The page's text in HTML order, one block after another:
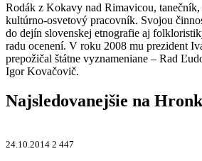
Rodák z Kokavy nad Rimavicou, tanečník,
kultúrno-osvetový pracovník. Svojou
do dejín slovenskej etnografie aj
radu ocenení. V roku 2008 mu prezident
prepožičal štátne vyznameniane – Rad
Igor Kovačovič.
Najsledovanejšie na
24.10.2014 2 447